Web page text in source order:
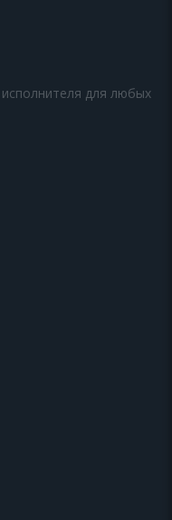
для любых